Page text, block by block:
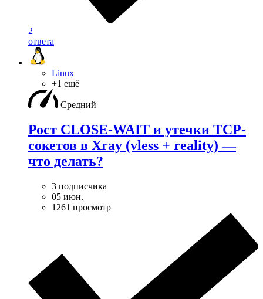
2
ответа
Linux
+1 ещё
Средний
Рост CLOSE-WAIT и утечки TCP-
сокетов в Xray (vless + reality) —
что делать?
3 подписчика
05 июн.
1261 просмотр